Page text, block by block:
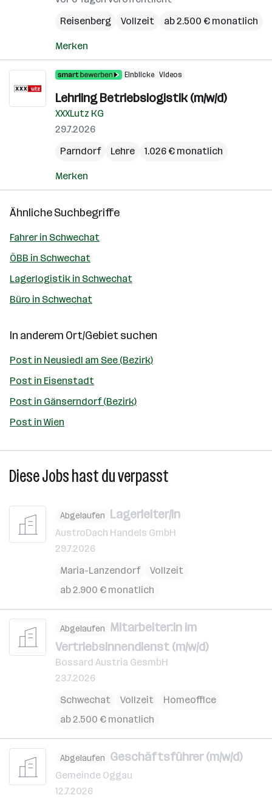
Reisenberg
Vollzeit ab 2.500 € monatlich
Merken
Einblicke Videos
Lehrling Betriebslogistik (m/w/d)
XXXLutz KG
29.7.2026
Parndorf
Lehre 1.026 € monatlich
Merken
Ähnliche Suchbegriffe
Fahrer in Schwechat
ÖBB in Schwechat
Lagerlogistik in Schwechat
Büro in Schwechat
In anderem Ort/Gebiet suchen
Post in Neusiedl am See (Bezirk)
Post in Eisenstadt
Post in Gänserndorf (Bezirk)
Post in Wien
Diese Jobs hast du verpasst
Abgelaufen Lagerleiter/in
AustroDach Handels GmbH
29.7.2026
Maria-Lanzendorf
Vollzeit
ab 2.900 € monatlich
Abgelaufen Mitarbeiter:in im
Vertriebsinnendienst (m/w/d)
Bossard Austria GesmbH
23.7.2026
Schwechat
Vollzeit
Homeoffice
ab 2.500 € monatlich
Abgelaufen Geschäftsführer (m/w/d)
Gemeinde Oggau
12.7.2026